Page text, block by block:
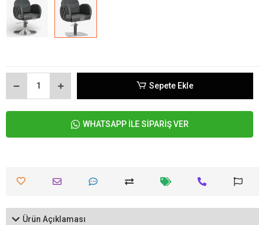
Sepete Ekle
WHATSAPP İLE SİPARİŞ VER
Ürün Açıklaması